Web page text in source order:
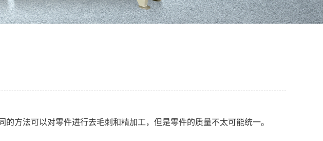
的方法可以对零件进行去毛刺和精加工，但是零件的质量不太可能统一。